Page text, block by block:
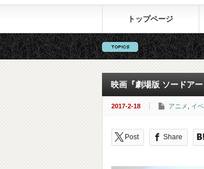
トップページ
映画『劇場版 ソードア
2017-2-18 アニメ イ
Post Share